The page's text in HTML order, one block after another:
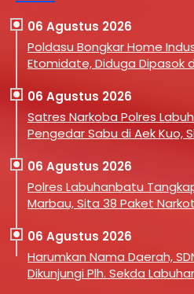
06 Agustus 2026
Poldasu Bongkar Home
Etomidate, Diduga Dipasok
06 Agustus 2026
Satres Narkoba Polres
Pengedar Sabu di Aek Kuo,
06 Agustus 2026
Polres Labuhanbatu
Marbau, Sita 38 Paket
06 Agustus 2026
Harumkan Nama Daerah,
Dikunjungi Plh. Sekda